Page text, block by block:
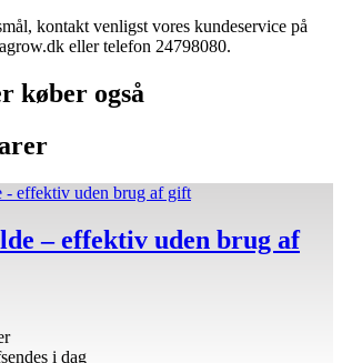
kontakt venligst vores kundeservice på
eller telefon 24798080.
køber også
– effektiv uden brug af
i dag